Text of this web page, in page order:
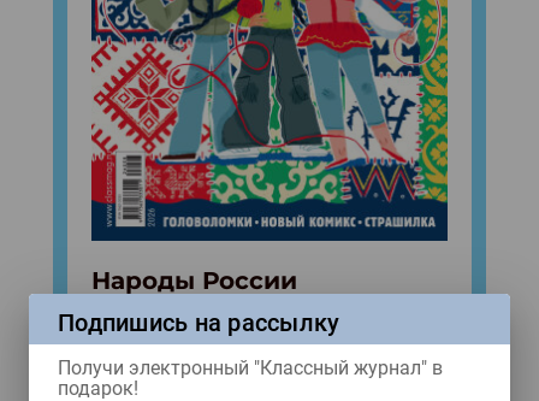
Народы России
Купить
Подпишись на рассылку
Получи электронный "Классный журнал" в
подарок!